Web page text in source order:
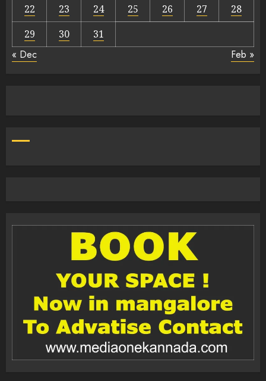
22
23 24 25 26 27
28
29
30 31
« Dec Feb »